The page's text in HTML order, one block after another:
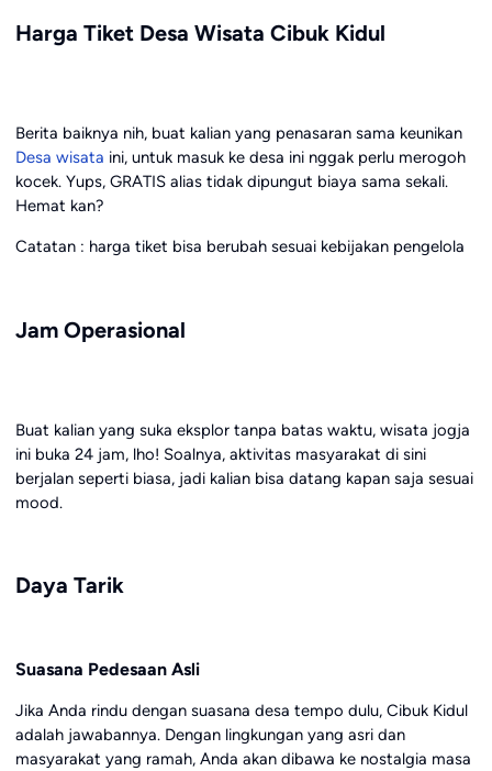
Harga Tiket Desa Wisata Cibuk Kidul
Berita baiknya nih, buat kalian yang penasaran sama keunikan
Desa wisata ini, untuk masuk ke desa ini nggak perlu merogoh
kocek. Yups, GRATIS alias tidak dipungut biaya sama sekali.
Hemat kan?
Catatan : harga tiket bisa berubah sesuai kebijakan pengelola
Jam Operasional
Buat kalian yang suka eksplor tanpa batas waktu, wisata jogja
ini buka 24 jam, lho! Soalnya, aktivitas masyarakat di sini
berjalan seperti biasa, jadi kalian bisa datang kapan saja sesuai
mood.
Daya Tarik
Suasana Pedesaan Asli
Jika Anda rindu dengan suasana desa tempo dulu, Cibuk Kidul
adalah jawabannya. Dengan lingkungan yang asri dan
masyarakat yang ramah, Anda akan dibawa ke nostalgia masa